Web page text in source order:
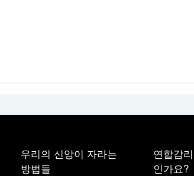
우리의 신앙이 자라는
방법들
연합감
인가요?